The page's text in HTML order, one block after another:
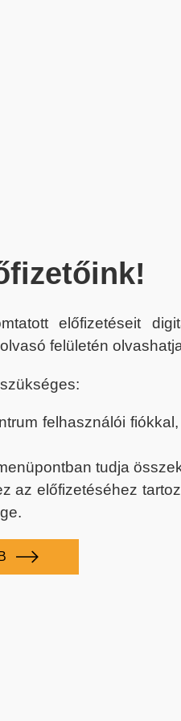
előfizetéseit
felületén
felhasználói
tudja
az előfizetéséhez